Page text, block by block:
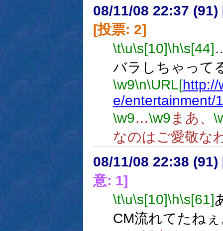
08/11/08 22:37 (91)
[投票: 2]
\t\u\s[10]\h\s[44]
バラしちゃって
\w9\n\URL[http://
e/entertainment/
\w9…\w9まあ、
なのはご愛敬な
08/11/08 22:38 (91)
意: 1]
\t\u\s[10]\h\s[61]
CM流れてたね